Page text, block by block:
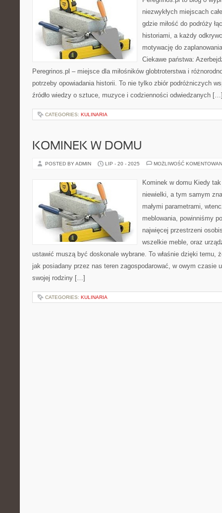
niezwykłych miejscach
gdzie miłość do podróży
historiami, a każdy
motywację do
Ciekawe państwa:
Peregrinos.pl – miejsce dla miłośników globtroterstwa i
potrzeby opowiadania historii. To nie tylko zbiór podróżniczych
źródło wiedzy o sztuce, muzyce i codzienności odwiedzanych
CATEGORIES: KULINARIA
KOMINEK W DOMU
POSTED BY ADMIN LIP - 20 - 2025 MOŻLIWOŚĆ
Kominek w domu Kiedy
niewielki, a tym samym
małymi parametrami,
meblowania, powinniśmy
najwięcej przestrzeni
wszelkie meble, oraz
ustawić muszą być doskonale wybrane. To właśnie dzięki temu,
jak posiadany przez nas teren zagospodarować, w owym czasie
swojej rodziny […]
CATEGORIES: KULINARIA